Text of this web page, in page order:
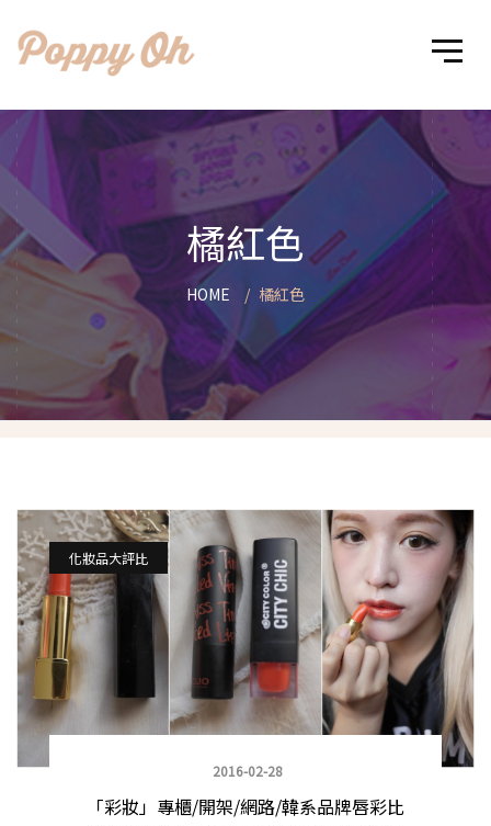
橘紅色
HOME 橘紅色
化妝品大評比
2016-02-28
「彩妝」專櫃/開架/網路/韓系品牌唇彩比